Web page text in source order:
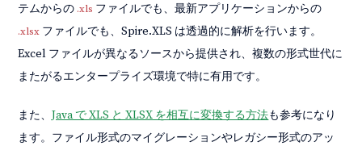
テムからの .xls ファイルでも、最新アプリケーションからの
.xlsx ファイルでも、Spire.XLS は透過的に解析を行います。
Excel ファイルが異なるソースから提供され、複数の形式世代に
またがるエンタープライズ環境で特に有用です。
また、Java で XLS と XLSX を相互に変換する方法も参考になり
ます。ファイル形式のマイグレーションやレガシー形式のアッ